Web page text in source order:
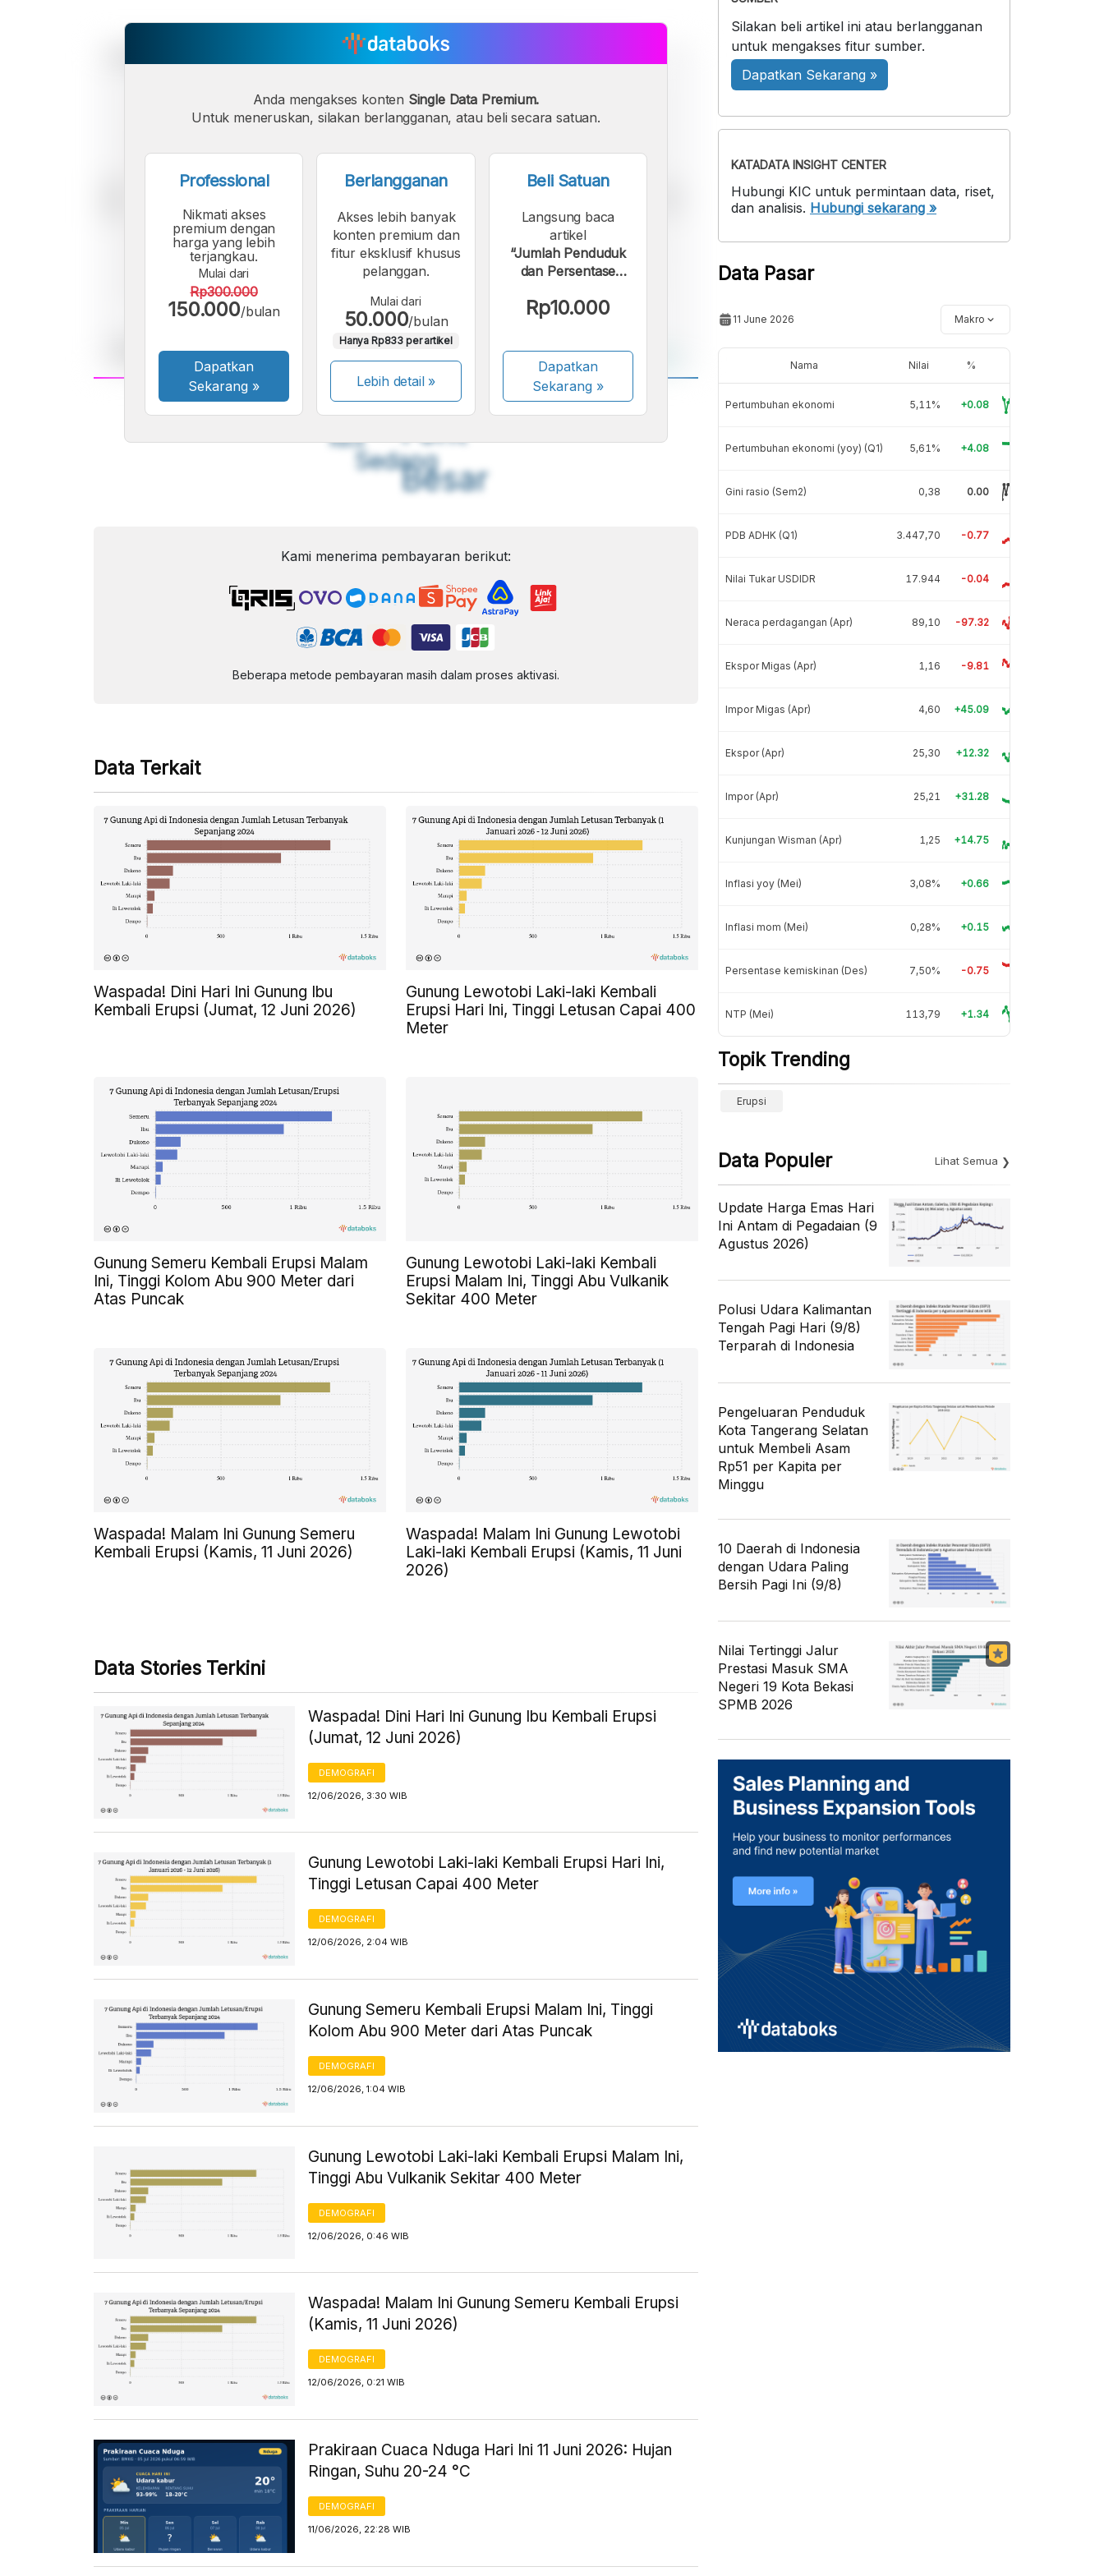
A
Font
Kecil
A
Sedang
A
Besar
Anda mengakses konten Single Data Premium.
Untuk meneruskan, silakan berlangganan, atau beli secara satuan.
Professional
Nikmati akses
premium dengan
harga yang lebih
terjangkau.
Mulai dari
Rp300.000
150.000/bulan
Dapatkan
Sekarang »
Berlangganan
Akses lebih banyak
konten premium dan
fitur eksklusif khusus
pelanggan.
Mulai dari
50.000/bulan
Hanya Rp833 per artikel
Lebih detail »
Beli Satuan
Langsung baca
artikel
“Jumlah Penduduk
dan Persentase
Banjar Periode 2004
Rp10.000
Dapatkan
Sekarang»
Kami menerima pembayaran berikut:
Beberapa metode pembayaran masih dalam proses aktivasi.
Data Terkait
Waspada! Dini Hari Ini Gunung Ibu
Kembali Erupsi (Jumat, 12 Juni 2026)
Gunung Lewotobi Laki-laki Kembali
Erupsi Hari Ini, Tinggi Letusan Capai 400
Meter
Gunung Semeru Kembali Erupsi Malam
Ini, Tinggi Kolom Abu 900 Meter dari
Atas Puncak
Gunung Lewotobi Laki-laki Kembali
Erupsi Malam Ini, Tinggi Abu Vulkanik
Sekitar 400 Meter
Waspada! Malam Ini Gunung Semeru
Kembali Erupsi (Kamis, 11 Juni 2026)
Waspada! Malam Ini Gunung Lewotobi
Laki-laki Kembali Erupsi (Kamis, 11 Juni
2026)
Data Stories Terkini
Waspada! Dini Hari Ini Gunung Ibu Kembali Erupsi
(Jumat, 12 Juni 2026)
DEMOGRAFI
12/06/2026, 3:30 WIB
Gunung Lewotobi Laki-laki Kembali Erupsi Hari Ini,
Tinggi Letusan Capai 400 Meter
DEMOGRAFI
12/06/2026, 2:04 WIB
Gunung Semeru Kembali Erupsi Malam Ini, Tinggi
Kolom Abu 900 Meter dari Atas Puncak
DEMOGRAFI
12/06/2026, 1:04 WIB
Gunung Lewotobi Laki-laki Kembali Erupsi Malam Ini,
Tinggi Abu Vulkanik Sekitar 400 Meter
DEMOGRAFI
12/06/2026, 0:46 WIB
Waspada! Malam Ini Gunung Semeru Kembali Erupsi
(Kamis, 11 Juni 2026)
DEMOGRAFI
12/06/2026, 0:21 WIB
Prakiraan Cuaca Nduga Hari Ini 11 Juni 2026: Hujan
Ringan, Suhu 20-24 °C
DEMOGRAFI
11/06/2026, 22:28 WIB
Silakan beli artikel ini atau berlangganan
untuk mengakses fitur sumber.
Dapatkan Sekarang »
KATADATA INSIGHT CENTER
Hubungi KIC untuk permintaan data, riset,
dan analisis. Hubungi sekarang »
Data Pasar
11 June 2026 Makro
Nama Nilai %
Pertumbuhan ekonomi 5,11% +0.08
Pertumbuhan ekonomi (yoy) (Q1) 5,61% +4.08
Gini rasio (Sem2) 0,38 0.00
PDB ADHK (Q1) 3.447,70 -0.77
Nilai Tukar USDIDR 17.944 -0.04
Neraca perdagangan (Apr) 89,10 -97.32
Ekspor Migas (Apr) 1,16 -9.81
Impor Migas (Apr) 4,60 +45.09
Ekspor (Apr) 25,30 +12.32
Impor (Apr) 25,21 +31.28
Kunjungan Wisman (Apr) 1,25 +14.75
Inflasi yoy (Mei) 3,08% +0.66
Inflasi mom (Mei) 0,28% +0.15
Persentase kemiskinan (Des) 7,50% -0.75
NTP (Mei) 113,79 +1.34
Topik Trending
Erupsi
Data Populer Lihat Semua
Update Harga Emas Hari
Ini Antam di Pegadaian (9
Agustus 2026)
Polusi Udara Kalimantan
Tengah Pagi Hari (9/8)
Terparah di Indonesia
Pengeluaran Penduduk
Kota Tangerang Selatan
untuk Membeli Asam
Rp51 per Kapita per
Minggu
10 Daerah di Indonesia
dengan Udara Paling
Bersih Pagi Ini (9/8)
Nilai Tertinggi Jalur
Prestasi Masuk SMA
Negeri 19 Kota Bekasi
SPMB 2026